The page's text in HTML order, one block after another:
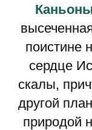
поистине
сердце
скалы,
другой
природой